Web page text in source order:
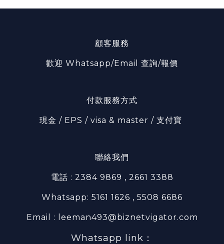
顧客服務
歡迎 Whatsapp/Email 查詢/報價
付款服務方式
現金 / EPS / visa & master / 支付寶
聯絡我們
電話 : 2384 9869 , 2661 3388
Whatsapp: 5161 1626 , 5508 6686
Email : leeman493@biznetvigator.com
Whatsapp link：